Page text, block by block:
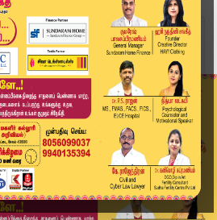
Headlines | 01 MAY 2026 | ...